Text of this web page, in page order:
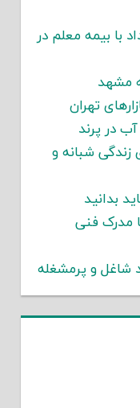
با بیمه معلم در
مشهد
تهران
در پرند
زندگی شبانه و
بدانید
مدرک فنی
شاغل و پرمشغله